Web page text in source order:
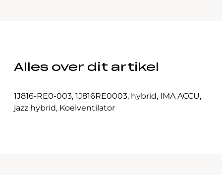
Alles over dit artikel
1J816-RE0-003, 1J816RE0003, hybrid, IMA ACCU,
jazz hybrid, Koelventilator